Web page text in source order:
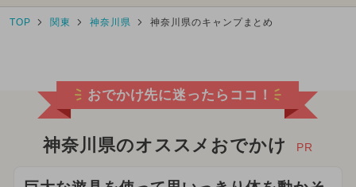
TOP 関東 神奈川県 神奈川県のキャンプまとめ
おでかけ先に迷ったらココ！
神奈川県のオススメおでかけ PR